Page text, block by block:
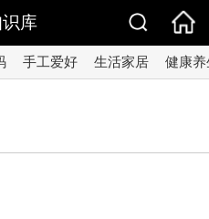
库
手工爱好 生活家居 健康养